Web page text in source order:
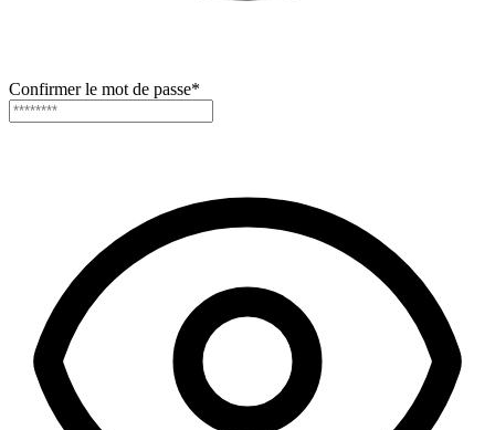
Confirmer le mot de passe*